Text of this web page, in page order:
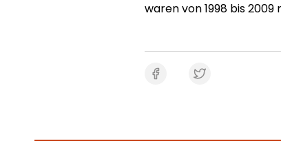
waren von 1998 bis